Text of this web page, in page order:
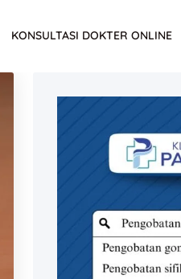
KONSULTASI DOKTER ONLINE